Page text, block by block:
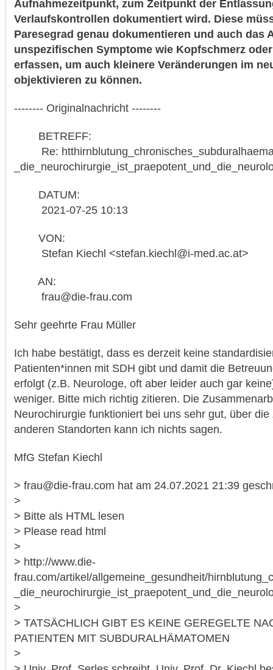
Aufnahmezeitpunkt, zum Zeitpunkt der
Verlaufskontrollen dokumentiert wird. Diese
Paresegrad genau dokumentieren und auch das
unspezifischen Symptome wie Kopfschmerz
erfassen, um auch kleinere Veränderungen im
objektivieren zu können.
-------- Originalnachricht --------
BETREFF:
Re:
DATUM:
2021-07-25 10:13
VON:
Stefan Kiechl <stefan.kiechl@i-med.ac.at>
AN:
frau@die-frau.com
Sehr geehrte Frau Müller
Ich habe bestätigt, dass es derzeit keine
Patienten*innen mit SDH gibt und damit die
erfolgt (z.B. Neurologe, oft aber leider auch gar
weniger. Bitte mich richtig zitieren. Die
Neurochirurgie funktioniert bei uns sehr gut, über
anderen Standorten kann ich nichts sagen.
MfG Stefan Kiechl
> frau@die-frau.com hat am 24.07.2021 21:39
>
> Bitte als HTML lesen
> Please read html
>
> http://www.die-
frau.com/artikel/allgemeine_gesundheit/
>
> TATSÄCHLICH GIBT ES KEINE GEREGELTE
PATIENTEN MIT SUBDURALHÄMATOMEN
>